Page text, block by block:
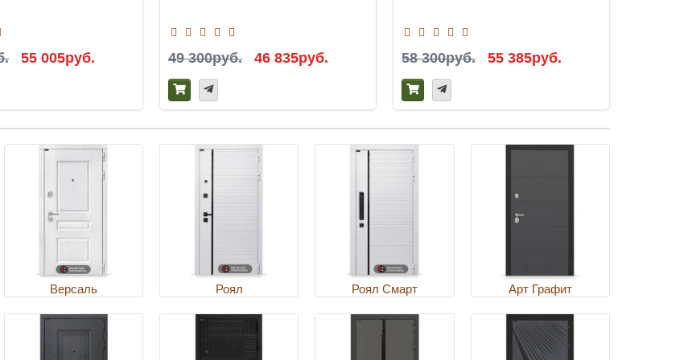
55 005руб. 49 300руб. 46 835руб. 58 300руб. 55 385руб.
Версаль Роял Роял Смарт Арт Графит